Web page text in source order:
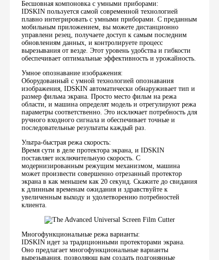
Бесшовная компоновка с умными приборами:
IDSKIN пользуется самой современной технологией
плавно интегрировать с умными приборами. С преданным
мобильным приложением, вы можете дистанционно
управлени резец, получаете доступ к самым последним
обновлениям данных, и контролируете процесс
вырезывания от везде. Этот уровень удобства и гибкости
обеспечивает оптимальные эффективность и урожайность.
Умное опознавание изображения:
Оборудованный с умной технологией опознавания
изображения, IDSKIN автоматически обнаруживает тип и
размер фильма экрана. Просто место фильм на режа
области, и машина определят модель и отрегулируют режа
параметры соответственно. Это исключает потребность для
ручного входного сигнала и обеспечивает точные и
последовательные результаты каждый раз.
Ультра-быстрая режа скорость:
Время сути в деле протектора экрана, и IDSKIN
поставляет исключительную скорость. С
модернизированным режущим механизмом, машина
может произвести совершенно отрезанный протектор
экрана в как меньшем как 20 секунд. Скажите до свидания
к длинным временам ожидания и здравствуйте к
увеличенным выходу и удолетворению потребностей
клиента.
Многофункциональные режа варианты:
IDSKIN идет за традиционными протекторами экрана.
Оно предлагает многофункциональные варианты
вырезывания, позволяющ вам создать подгонянные